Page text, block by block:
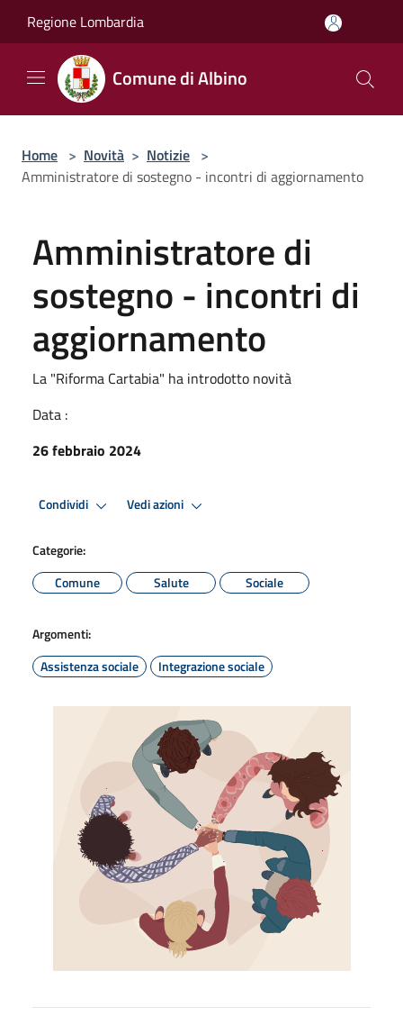
Regione Lombardia
Comune di Albino
Home > Novità > Notizie >
Amministratore di sostegno - incontri di aggiornamento
Amministratore di
sostegno - incontri di
aggiornamento
La "Riforma Cartabia" ha introdotto novità
Data :
26 febbraio 2024
Condividi Vedi azioni
Categorie:
Comune
Salute Sociale
Argomenti:
Assistenza sociale
Integrazione sociale